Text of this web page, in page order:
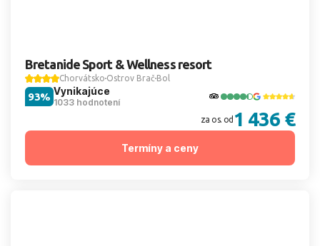
Bretanide Sport & Wellness resort
Chorvátsko Ostrov Brač Bol
Vynikajúce
1033 hodnotení
93%
za os. od 1 436 €
Termíny a ceny